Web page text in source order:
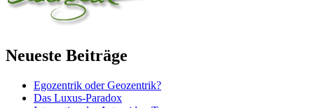
Neueste Beiträge
Egozentrik oder Geozentrik?
Das Luxus-Paradox